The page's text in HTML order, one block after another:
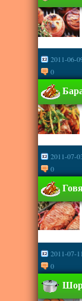
2011-06-
0
2011-07-
0
2011-07-11
0